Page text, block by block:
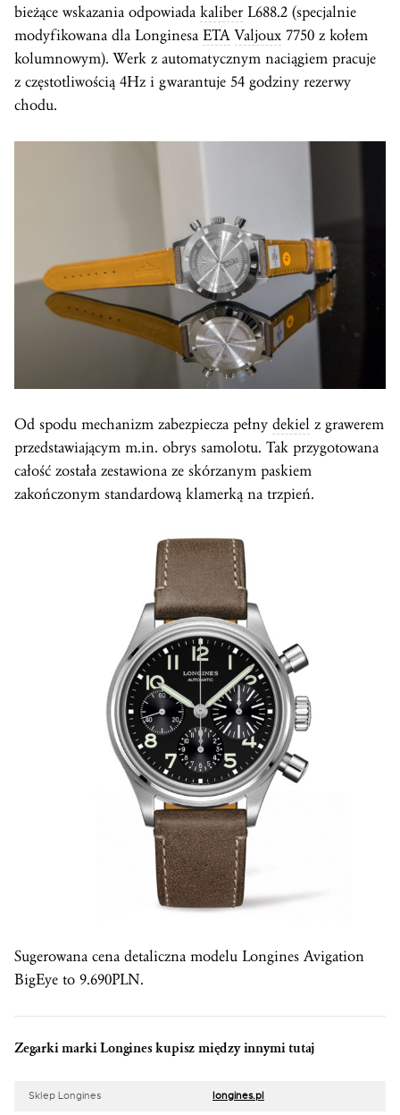
bieżące wskazania odpowiada kaliber L688.2 (specjalnie
modyfikowana dla Longinesa ETA Valjoux 7750 z kołem
kolumnowym). Werk z automatycznym naciągiem pracuje
z częstotliwością 4Hz i gwarantuje 54 godziny rezerwy
chodu.
Od spodu mechanizm zabezpiecza pełny dekiel z grawerem
przedstawiającym m.in. obrys samolotu. Tak przygotowana
całość została zestawiona ze skórzanym paskiem
zakończonym standardową klamerką na trzpień.
Sugerowana cena detaliczna modelu Longines Avigation
BigEye to 9.690PLN.
Zegarki marki Longines kupisz między innymi tutaj
Sklep Longines longines.pl